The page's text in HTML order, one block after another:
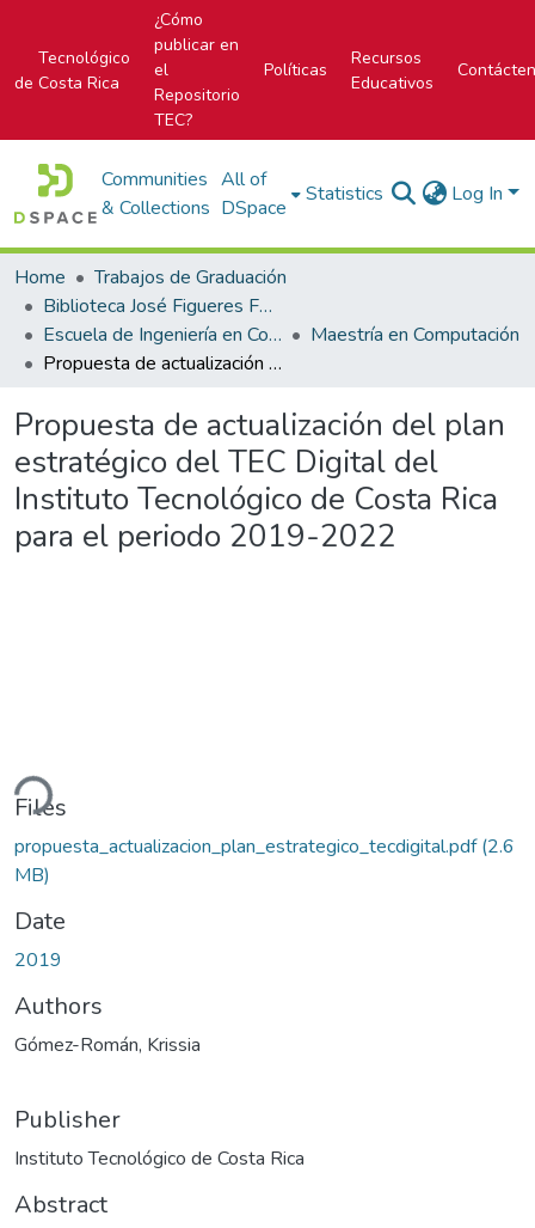
Tecnológico
de Costa Rica
¿Cómo
publicar en
el
Repositorio
TEC?
Políticas
Recursos
Educativos
Communities
& Collections
All of
DSpace
Statistics Log In
Home
Trabajos de Graduación
Biblioteca José Figueres Ferrer
Escuela de Ingeniería en Computación
Maestría en Computación
Propuesta de actualización del plan estratégico del TEC Digital del Instituto Tecnológico de Costa Rica para el periodo 2019-2022
Propuesta de actualización del plan
estratégico del TEC Digital del
Instituto Tecnológico de Costa Rica
para el periodo 2019-2022
Files
propuesta_actualizacion_plan_estrategico_tecdigital.pdf(2.6
MB)
Date
2019
Authors
Gómez-Román, Krissia
Publisher
Instituto Tecnológico de Costa Rica
Abstract